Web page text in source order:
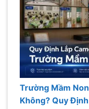
Trường Mầm
Không? Quy